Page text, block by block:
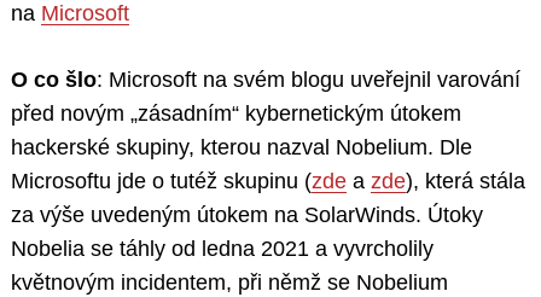
na Microsoft
O co šlo: Microsoft na svém blogu uveřejnil varování
před novým „zásadním“ kybernetickým útokem
hackerské skupiny, kterou nazval Nobelium. Dle
Microsoftu jde o tutéž skupinu (zde a zde), která stála
za výše uvedeným útokem na SolarWinds. Útoky
Nobelia se táhly od ledna 2021 a vyvrcholily
květnovým incidentem, při němž se Nobelium